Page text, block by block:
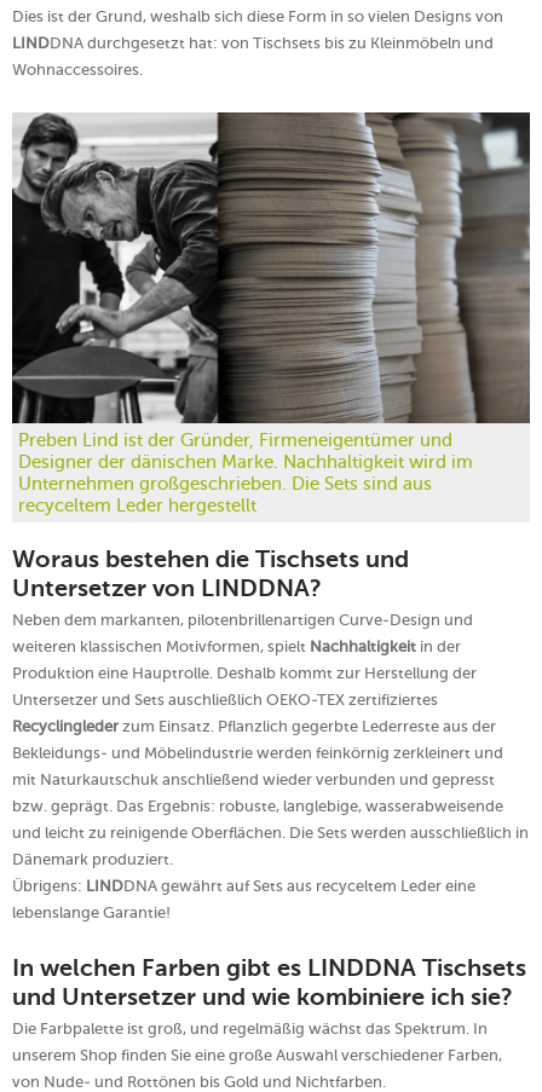
Dies ist der Grund, weshalb sich diese Form in so vielen Designs von
LINDDNA durchgesetzt hat: von Tischsets bis zu Kleinmöbeln und
Wohnaccessoires.
Preben Lind ist der Gründer, Firmeneigentümer und
Designer der dänischen Marke. Nachhaltigkeit wird im
Unternehmen großgeschrieben. Die Sets sind aus
recyceltem Leder hergestellt
Woraus bestehen die Tischsets und
Untersetzer von LINDDNA?
Neben dem markanten, pilotenbrillenartigen Curve-Design und
weiteren klassischen Motivformen, spielt Nachhaltigkeit in der
Produktion eine Hauptrolle. Deshalb kommt zur Herstellung der
Untersetzer und Sets auschließlich OEKO-TEX zertifiziertes
Recyclingleder zum Einsatz. Pflanzlich gegerbte Lederreste aus der
Bekleidungs- und Möbelindustrie werden feinkörnig zerkleinert und
mit Naturkautschuk anschließend wieder verbunden und gepresst
bzw. geprägt. Das Ergebnis: robuste, langlebige, wasserabweisende
und leicht zu reinigende Oberflächen. Die Sets werden ausschließlich in
Dänemark produziert.
Übrigens: LINDDNA gewährt auf Sets aus recyceltem Leder eine
lebenslange Garantie!
In welchen Farben gibt es LIND DNA Tischsets
und Untersetzer und wie kombiniere ich sie?
Die Farbpalette ist groß, und regelmäßig wächst das Spektrum. In
unserem Shop finden Sie eine große Auswahl verschiedener Farben,
von Nude- und Rottönen bis Gold und Nichtfarben.